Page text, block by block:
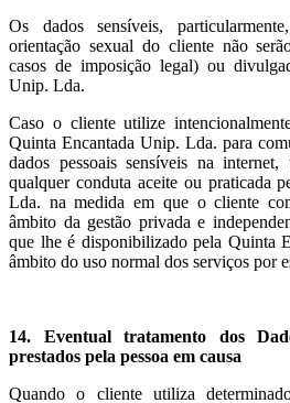
Os dados sensíveis,
orientação sexual do cliente não
casos de imposição legal) ou
Unip. Lda.
Caso o cliente utilize
Quinta Encantada Unip. Lda. para
dados pessoais sensíveis na internet,
qualquer conduta aceite ou praticada
Lda. na medida em que o cliente
âmbito da gestão privada e
que lhe é disponibilizado pela Quinta
âmbito do uso normal dos serviços por
14. Eventual tratamento dos
prestados pela pessoa em causa
Quando o cliente utiliza